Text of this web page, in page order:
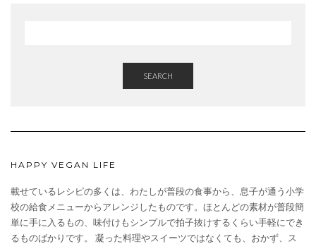
SEARCH
HAPPY VEGAN LIFE
載せているレシピの多くは、わたしが普段の食事から、息子が通う小学
校の給食メニューからアレンジしたものです。ほとんどの素材が普段簡
単に手に入るもの、味付けもシンプルで拍子抜けするくらい手軽にでき
るものばかりです。 凝った料理やスイーツではなくても、おかず、ス